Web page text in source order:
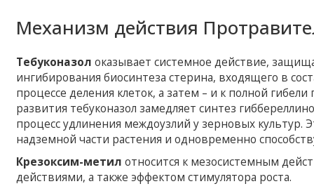
Механизм действия
Тебуконазол оказывает системное действие,
ингибирования биосинтеза стерина, входящего в
процессе деления клеток, а затем – и к полной
развития тебуконазол замедляет синтез
процесс удлинения междоузлий у зерновых культур.
надземной части растения и одновременно
Крезоксим-метил относится к мезосистемным
действиями, а также эффектом стимулятора роста.